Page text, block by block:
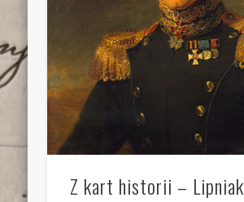
Z kart historii – Lipniak